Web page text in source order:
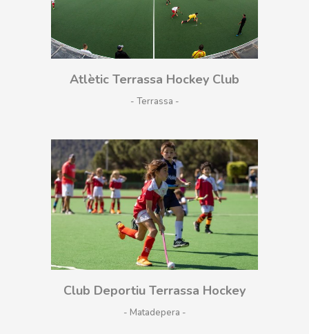
Atlètic Terrassa Hockey Club
- Terrassa
Club Deportiu Terrassa Hockey
- Matadepera